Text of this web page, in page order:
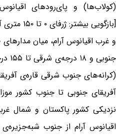
(کولاب‌ها) و پای‌رودهای
[بازگویی
(کرانه‌های جنوب شرقی قاره‌ی
آفریقای جنوبی تا جنوب کشور
نزدیکی کشور پاکستان و شمال
اقیانوس آرام از جنوب